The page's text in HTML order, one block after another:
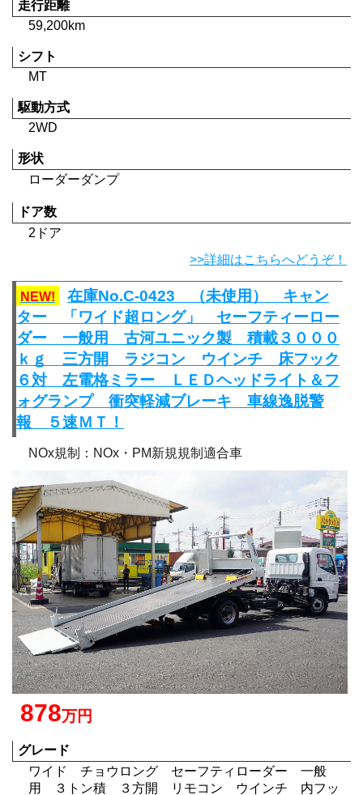
走行距離
59,200km
シフト
MT
駆動方式
2WD
形状
ローダーダンプ
ドア数
2ドア
>>詳細はこちらへどうぞ！
NEW!
在庫No.C-0423 （未使用） キャン
ター 「ワイド超ロング」 セーフティーロー
ダー 一般用 古河ユニック製 積載３０００
ｋｇ 三方開 ラジコン ウインチ 床フック
６対 左電格ミラー ＬＥＤヘッドライト＆フ
ォグランプ 衝突軽減ブレーキ 車線逸脱警
報 ５速ＭＴ！
NOx規制：NOx・PM新規規制適合車
878万円
グレード
ワイド チョウロング セーフティローダー 一般
用 ３トン積 ３方開 リモコン ウインチ 内フッ